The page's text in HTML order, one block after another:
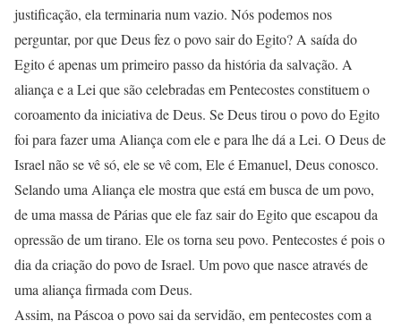
justificação, ela terminaria num vazio. Nós podemos nos
perguntar, por que Deus fez o povo sair do Egito? A saída do
Egito é apenas um primeiro passo da história da salvação. A
aliança e a Lei que são celebradas em Pentecostes constituem o
coroamento da iniciativa de Deus. Se Deus tirou o povo do Egito
foi para fazer uma Aliança com ele e para lhe dá a Lei. O Deus de
Israel não se vê só, ele se vê com, Ele é Emanuel, Deus conosco.
Selando uma Aliança ele mostra que está em busca de um povo,
de uma massa de Párias que ele faz sair do Egito que escapou da
opressão de um tirano. Ele os torna seu povo. Pentecostes é pois o
dia da criação do povo de Israel. Um povo que nasce através de
uma aliança firmada com Deus.
Assim, na Páscoa o povo sai da servidão, em pentecostes com a